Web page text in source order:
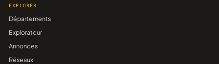
EXPLORER
Départements
Explorateur
Annonces
Réseaux